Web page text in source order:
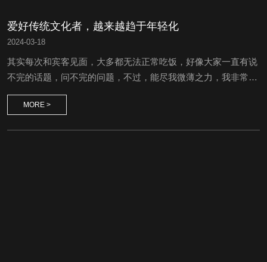
爱好传统文化者，越来越趋于年轻化
2024-03-18
其实每次和宾客见面，大多都无法正常吃饭，好像大家一直有说
不完的话题，问不完的问题，不过，能尽我微薄之力，我非常高
兴给大家做分享。很多人听到东方老师来到了沈阳，都陆陆续续
从四面八方赶来。
MORE >